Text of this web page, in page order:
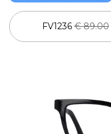
FV1236€ 89.00